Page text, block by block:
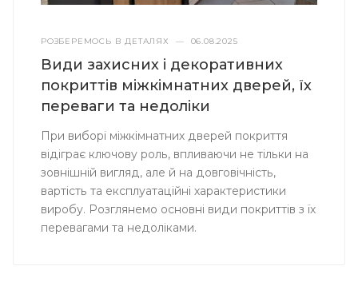
РОЗБЕРЕМОСЬ В ДЕТАЛЯХ — 06.08.2025
Види захисних і декоративних
покриттів міжкімнатних дверей, їх
переваги та недоліки
При виборі міжкімнатних дверей покриття
відіграє ключову роль, впливаючи не тільки на
зовнішній вигляд, але й на довговічність,
вартість та експлуатаційні характеристики
виробу. Розглянемо основні види покриттів з їх
перевагами та недоліками.